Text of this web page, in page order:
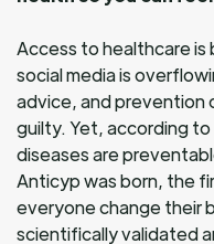
Access to healthcare is
social media is
advice, and
guilty. Yet, according
diseases are
Anticyp was born, the
everyone change their
scientifically validated